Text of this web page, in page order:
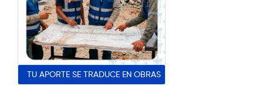
TU APORTE SE TRADUCE EN OBRAS